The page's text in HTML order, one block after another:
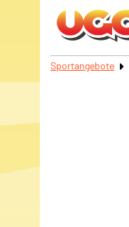
Sportangebote